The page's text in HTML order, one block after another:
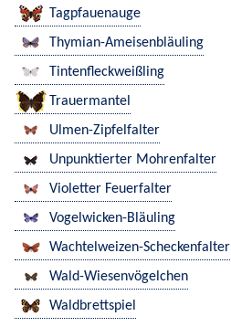
Tagpfauenauge
Thymian-Ameisenbläuling
Tintenfleckweißling
Trauermantel
Ulmen-Zipfelfalter
Unpunktierter Mohrenfalter
Violetter Feuerfalter
Vogelwicken-Bläuling
Wachtelweizen-Scheckenfalter
Wald-Wiesenvögelchen
Waldbrettspiel